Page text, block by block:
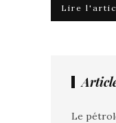
Lire
Le